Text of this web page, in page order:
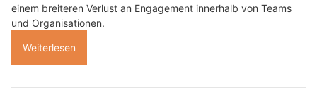
einem breiteren Verlust an Engagement innerhalb von Teams
und Organisationen.
Weiterlesen